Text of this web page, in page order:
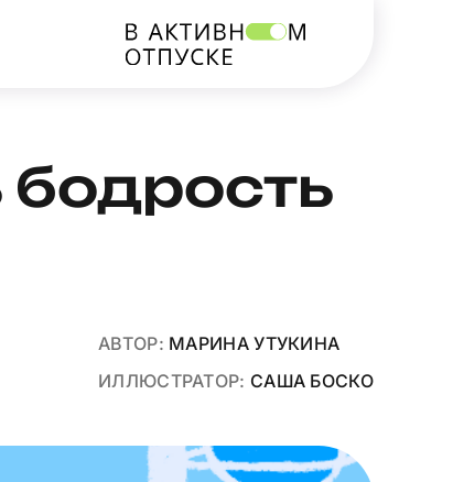
бодрость
АВТОР: МАРИНА УТУКИНА
ИЛЛЮСТРАТОР: САША БОСКО